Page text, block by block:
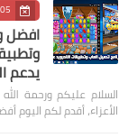
05 أكتوبر 2017
افضل
يدعم
السلام عليكم ورحمة
الأعزاء، أقدم لكم اليوم